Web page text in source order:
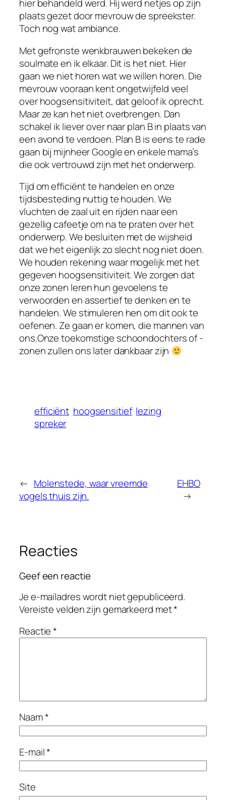
hier behandeld werd. Hij werd netjes op zijn
plaats gezet door mevrouw de spreekster.
Toch nog wat ambiance.
Met gefronste wenkbrauwen bekeken de
soulmate en ik elkaar. Dit is het niet. Hier
gaan we niet horen wat we willen horen. Die
mevrouw vooraan kent ongetwijfeld veel
over hoogsensitiviteit, dat geloof ik oprecht.
Maar ze kan het niet overbrengen. Dan
schakel ik liever over naar plan B in plaats van
een avond te verdoen. Plan B is eens te rade
gaan bij mijnheer Google en enkele mama’s
die ook vertrouwd zijn met het onderwerp.
Tijd om efficiënt te handelen en onze
tijdsbesteding nuttig te houden. We
vluchten de zaal uit en rijden naar een
gezellig cafeetje om na te praten over het
onderwerp. We besluiten met de wijsheid
dat we het eigenlijk zo slecht nog niet doen.
We houden rekening waar mogelijk met het
gegeven hoogsensitiviteit. We zorgen dat
onze zonen leren hun gevoelens te
verwoorden en assertief te denken en te
handelen. We stimuleren hen om dit ook te
oefenen. Ze gaan er komen, die mannen van
ons.Onze toekomstige schoondochters of -
zonen zullen ons later dankbaar zijn
efficiënt hoogsensitief lezing
spreker
← Molenstede, waar vreemde
vogels thuis zijn.
EHBO
→
Reacties
Geef een reactie
Je e-mailadres wordt niet gepubliceerd.
Vereiste velden zijn gemarkeerd met*
Reactie*
Naam*
E-mail*
Site